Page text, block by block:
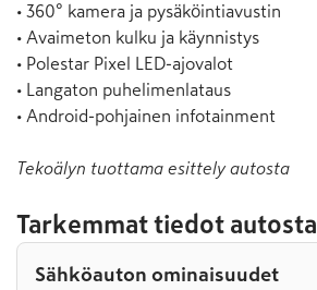
• 360° kamera ja pysäköintiavustin
• Avaimeton kulku ja käynnistys
• Polestar Pixel LED-ajovalot
• Langaton puhelimenlataus
• Android-pohjainen infotainment
Tekoälyn tuottama esittely autosta
Tarkemmat tiedot autosta
Sähköauton ominaisuudet